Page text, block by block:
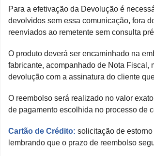
Para a efetivação da Devolução é
devolvidos sem essa comunicação, fora
reenviados ao remetente sem consulta
O produto deverá ser encaminhado na
fabricante, acompanhado de Nota Fiscal,
devolução com a assinatura do cliente
O reembolso será realizado no valor
de pagamento escolhida no processo de
Cartão de Crédito: solicitação de
lembrando que o prazo de reembolso